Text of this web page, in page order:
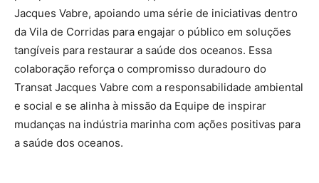
Jacques Vabre, apoiando uma série de iniciativas dentro
da Vila de Corridas para engajar o público em soluções
tangíveis para restaurar a saúde dos oceanos. Essa
colaboração reforça o compromisso duradouro do
Transat Jacques Vabre com a responsabilidade ambiental
e social e se alinha à missão da Equipe de inspirar
mudanças na indústria marinha com ações positivas para
a saúde dos oceanos.